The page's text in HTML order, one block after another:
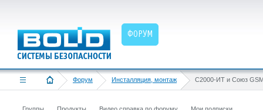
ФОРУМ
Форум Инсталляция, монтаж С2000-ИТ и Союз